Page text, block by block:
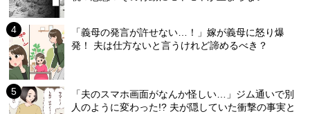
「義母の発言が許せない…！」嫁が義母に怒り爆
発！ 夫は仕方ないと言うけれど諦めるべき？
「夫のスマホ画面がなんか怪しい…」ジム通いで別
人のように変わった!? 夫が隠していた衝撃の事実と